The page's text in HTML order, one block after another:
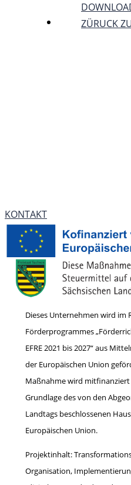
ZÜRUCK
KONTAKT
Dieses Unternehmen wird im
Förderprogrammes
EFRE 2021 bis 2027“ aus
der Europäischen Union
Maßnahme wird
Grundlage des von den
Landtags beschlossenen
Europäischen Union.
Projektinhalt:
Organisation,